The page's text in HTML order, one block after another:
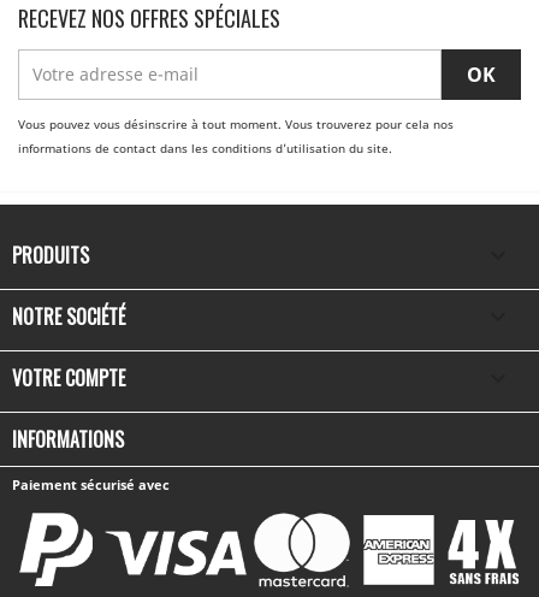
RECEVEZ NOS OFFRES SPÉCIALES
Vous pouvez vous désinscrire à tout moment. Vous trouverez pour cela nos
informations de contact dans les conditions d'utilisation du site.
PRODUITS
NOTRE SOCIÉTÉ
VOTRE COMPTE
INFORMATIONS
Paiement sécurisé avec